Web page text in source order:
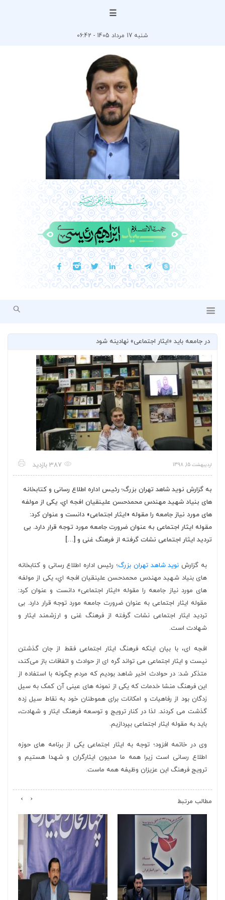
☰
شنبه 17 مرداد 1405 - 06:42
در جامعه باید «ایثار اجتماعی» نهادینه شود
اردیبهشت 15, 1398 387 بازدید
به گزارش نوید شاهد تهران بزرگ؛ رئیس اداره اطلاع رسانی و کتابخانه
های بنیاد شهید مهندس محمدحسن علينقيان افجه اي، یکی از مولفه
های مورد نیاز جامعه را مقوله «ایثار اجتماعی» دانست و عنوان کرد:
مقوله ایثار اجتماعی به عنوان ضرورت جامعه مورد توجه قرار دارد. بی
تردید ایثار اجتماعی نشات گرفته از فرهنگ غنی و […]
به گزارش نوید شاهد تهران بزرگ؛ رئیس اداره اطلاع رسانی و کتابخانه
های بنیاد شهیدمهندس محمدحسن علينقيان افجه اي، یکی از مولفه
های مورد نیاز جامعه را مقوله «ایثار اجتماعی» دانست و عنوان کرد:
مقوله ایثار اجتماعی به عنوان ضرورت جامعه مورد توجه قرار دارد. بی
تردید ایثار اجتماعی نشات گرفته از فرهنگ غنی و ارزشمند ایثار و
شهادت است.
افجه ای، با بیان اینکه فرهنگ ایثار اجتماعی فقط از جان گذشتن
نیست و ایثار اجتماعی می تواند گره ای از حوادث و اتفاقات باز میکند،
متذکر شد: در حوادث اخیر شاهد بودیم که مردم چگونه با استفاده از
این فرهنگ منشا خدمات که یکی از نمونه های عینی آن کمک به سیل
زدگان بود از رفاهیات و امکانات برای هموطنان خود به نقاط سیل زده
گذشت می کردند. لذا در کنار ترویج و توسعه فرهنگ ایثار و شهادت،
باید به مقوله ایثار اجتماعی بپردازیم.
وی در خاتمه افزود؛ توجه به ایثار اجتماعی یکی از برنامه های حوزه
اطلاع رسانی است زیرا همه ما مدیون ایثارگران و شهدا هستیم و
ترویج فرهنگ این عزیزان وظیفه همه ماست.
مطالب مرتبط ‹
›